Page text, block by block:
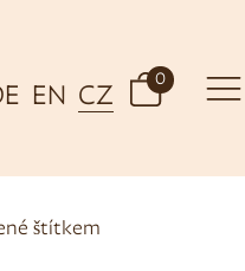
EN CZ
0
štítkem